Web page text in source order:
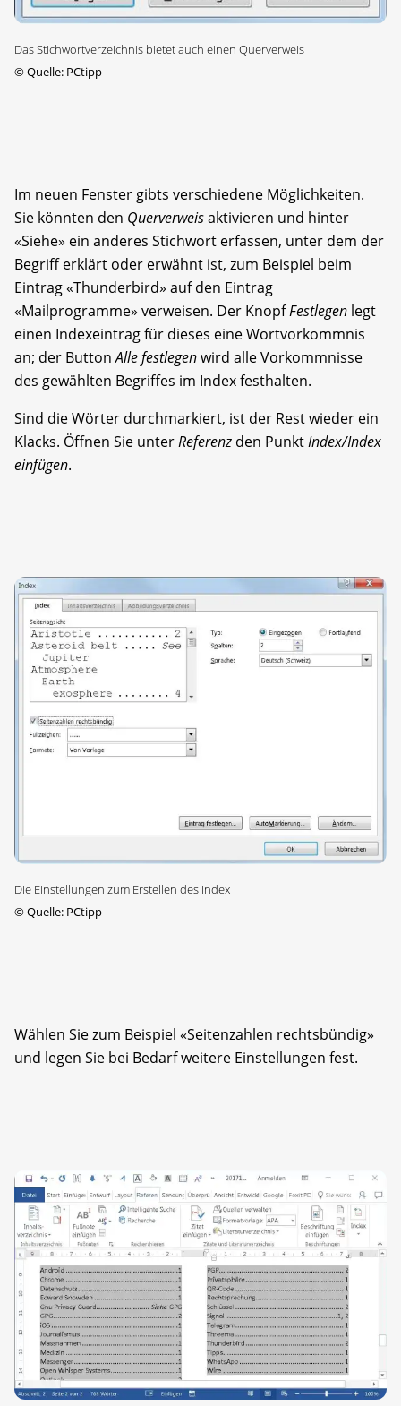
Das Stichwortverzeichnis bietet auch einen Querverweis
©Quelle: PCtipp
Im neuen Fenster gibts verschiedene Möglichkeiten.
Sie könnten den Querverweisaktivieren und hinter
«Siehe» ein anderes Stichwort erfassen, unter dem der
Begriff erklärt oder erwähnt ist, zum Beispiel beim
Eintrag «Thunderbird» auf den Eintrag
«Mailprogramme» verweisen. Der KnopfFestlegen legt
einen Indexeintrag für dieses eine Wortvorkommnis
an; der ButtonAlle festlegenwird alle Vorkommnisse
des gewählten Begriffes im Index festhalten.
Sind die Wörter durchmarkiert, ist der Rest wieder ein
Klacks. Öffnen Sie unterReferenz den PunktIndex/Index
einfügen.
Die Einstellungen zum Erstellen des Index
©Quelle: PCtipp
Wählen Sie zum Beispiel «Seitenzahlen rechtsbündig»
und legen Sie bei Bedarf weitere Einstellungen fest.